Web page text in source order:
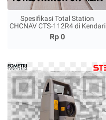
Spesifikasi Total Station
CHCNAV CTS-112R4 di Kendari
Rp 0